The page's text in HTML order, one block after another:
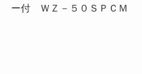
ー付 ＷＺ－５０ＳＰＣＭ